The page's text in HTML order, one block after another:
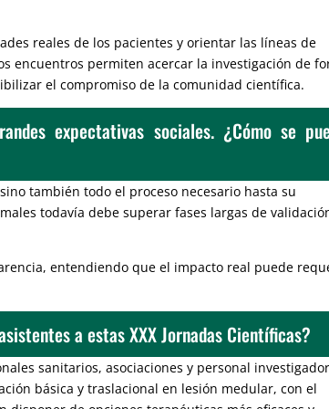
reales de los pacientes y orientar las líneas de
encuentros permiten acercar la investigación de
el compromiso de la comunidad científica.
expectativas sociales. ¿Cómo se
también todo el proceso necesario hasta su
todavía debe superar fases largas de
entendiendo que el impacto real puede
a estas XXX Jornadas Científicas?
sanitarios, asociaciones y personal investigador
básica y traslacional en lesión medular, con el